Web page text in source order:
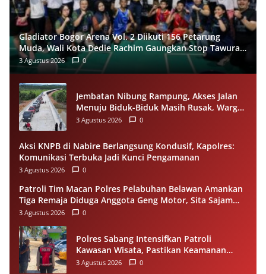
Gladiator Bogor Arena Vol. 2 Diikuti 156 Petarung
Muda, Wali Kota Dedie Rachim Gaungkan Stop Tawuran
Lewat Tinju
3 Agustus 2026 0
Jembatan Nibung Rampung, Akses Jalan
Menuju Biduk-Biduk Masih Rusak, Warga
Minta Pemprov Kaltim Segera Bertindak
3 Agustus 2026 0
Aksi KNPB di Nabire Berlangsung Kondusif, Kapolres:
Komunikasi Terbuka Jadi Kunci Pengamanan
3 Agustus 2026 0
Patroli Tim Macan Polres Pelabuhan Belawan Amankan
Tiga Remaja Diduga Anggota Geng Motor, Sita Sajam
dan Sepeda Motor
3 Agustus 2026 0
Polres Sabang Intensifkan Patroli
Kawasan Wisata, Pastikan Keamanan
Wisatawan Tetap Kondusif
3 Agustus 2026 0